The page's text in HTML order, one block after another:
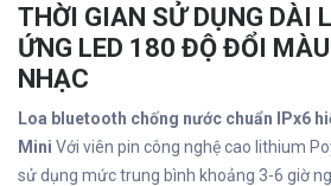
THỜI GIAN SỬ DỤNG DÀI
ỨNG LED 180 ĐỘ ĐỔI
NHẠC
Loa bluetooth chống nước chuẩn IPx6
Mini Với viên pin công nghệ cao lithium
sử dụng mức trung bình khoảng 3-6 giờ